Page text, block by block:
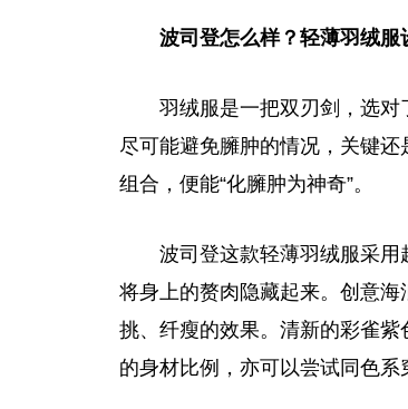
波司登怎么样？轻薄羽绒服
羽绒服是一把双刃剑，选
尽可能避免臃肿的情况，关键
组合，便能“化臃肿为神奇”。
波司登这款轻薄羽绒服采用
将身上的赘肉隐藏起来。创意
挑、纤瘦的效果。清新的彩雀
的身材比例，亦可以尝试同色系